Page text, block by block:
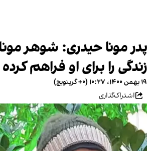
پدر مونا حیدری: شوهر
زندگی را برای او فراهم
۱۹ بهمن ۱۴۰۰، ۱۰:۲۷ (‎+۰ گرینویچ)
اشتراک‌گذاری